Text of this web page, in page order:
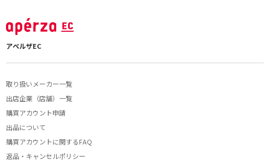
アペルザEC
取り扱いメーカー一覧
出店企業（店舗）一覧
購買アカウント申請
出品について
購買アカウントに関するFAQ
返品・キャンセルポリシー